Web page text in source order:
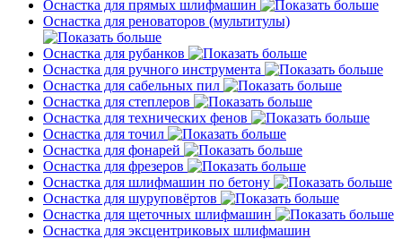
Оснастка для прямых шлифмашин
Оснастка для реноваторов (мультитулы)
Оснастка для рубанков
Оснастка для ручного инструмента
Оснастка для сабельных пил
Оснастка для степлеров
Оснастка для технических фенов
Оснастка для точил
Оснастка для фонарей
Оснастка для фрезеров
Оснастка для шлифмашин по бетону
Оснастка для шуруповёртов
Оснастка для щеточных шлифмашин
Оснастка для эксцентриковых шлифмашин